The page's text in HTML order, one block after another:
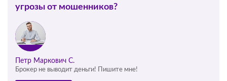
угрозы от мошенников?
Петр Маркович С.
Брокер не выводит деньги! Пишите мне!